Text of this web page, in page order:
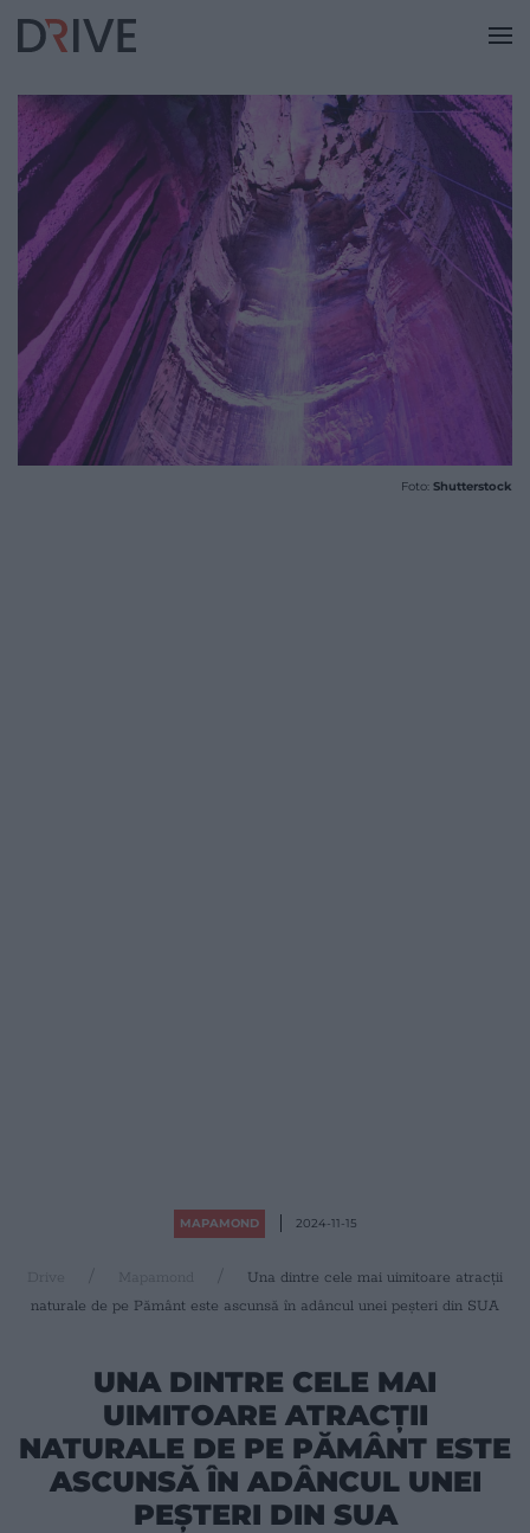
Foto: Shutterstock
MAPAMOND 2024-11-15
Drive Mapamond
Una dintre cele mai uimitoare atracții
naturale de pe Pământ este ascunsă în adâncul unei peșteri din SUA
UNA DINTRE CELE MAI
UIMITOARE ATRACȚII
NATURALE DE PE PĂMÂNT ESTE
ASCUNSĂ ÎN ADÂNCUL UNEI
PEȘTERI DIN SUA